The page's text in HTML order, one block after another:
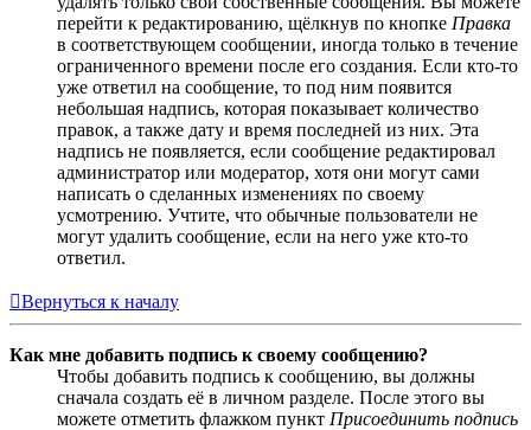
перейти к редактированию, щёлкнув по кнопке Правка
в соответствующем сообщении, иногда только в течение
ограниченного времени после его создания. Если кто-то
уже ответил на сообщение, то под ним появится
небольшая надпись, которая показывает количество
правок, а также дату и время последней из них. Эта
надпись не появляется, если сообщение редактировал
администратор или модератор, хотя они могут сами
написать о сделанных изменениях по своему
усмотрению. Учтите, что обычные пользователи не
могут удалить сообщение, если на него уже кто-то
ответил.
Вернуться к началу
Как мне добавить подпись к своему сообщению?
Чтобы добавить подпись к сообщению, вы должны
сначала создать её в личном разделе. После этого вы
можете отметить флажком пункт Присоединить подпись